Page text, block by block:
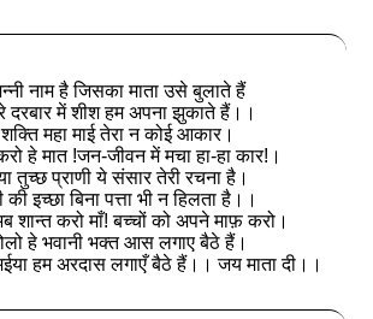
नाम है जिसका माता उसे बुलाते हैं
में शीश हम अपना झुकाते हैं।।
शक्ति महा माई तेरा न कोई आकार।
हे मात !जन-जीवन में मचा हा-हा कार!।
तुच्छ प्राणी ये संसार तेरी रचना है।
की इच्छा बिना पत्ता भी न हिलता है।।
शान्त करो माँ! बच्चों को अपने माफ़ करो।
हे भवानी भक्त आस लगाए बैठे हैं।
हम अरदास लगाएँ बैठे हैं।। जय माता दी।।